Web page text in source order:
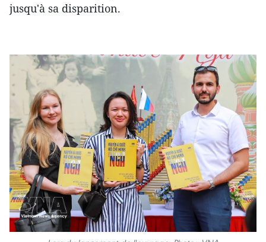
jusqu'à sa disparition.